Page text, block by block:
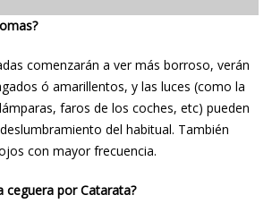
comenzarán a ver más borroso, verán
ó amarillentos, y las luces (como la
faros de los coches, etc) pueden
del habitual. También
con mayor frecuencia.
ceguera por Catarata?